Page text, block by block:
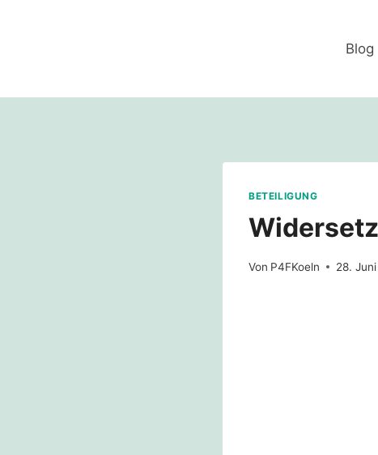
Blog
BETEILIGUNG
Von P4FKoeln 28.